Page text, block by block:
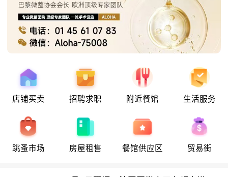
店铺买卖 招聘求职 附近餐馆 生活服务
跳蚤市场 房屋租售 餐馆供应区 贸易街
8月6日要闻：法国医学实习名额大增！
炉！
巴黎地铁音乐家海选启动！